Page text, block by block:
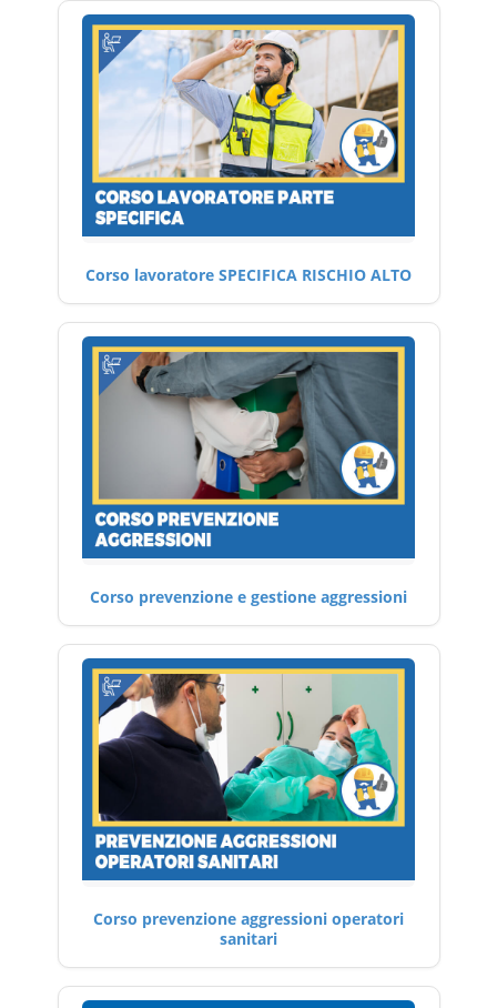
Corso lavoratore SPECIFICA RISCHIO ALTO
Corso prevenzione e gestione aggressioni
Corso prevenzione aggressioni operatori
sanitari